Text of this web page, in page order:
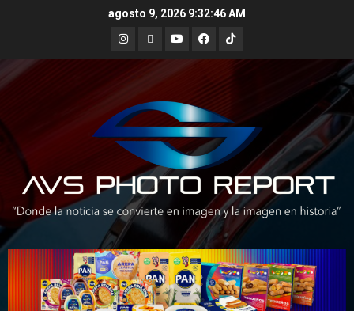
agosto 9, 2026 9:32:47 AM
Instagram
X YoutubeFacebook
TikTok